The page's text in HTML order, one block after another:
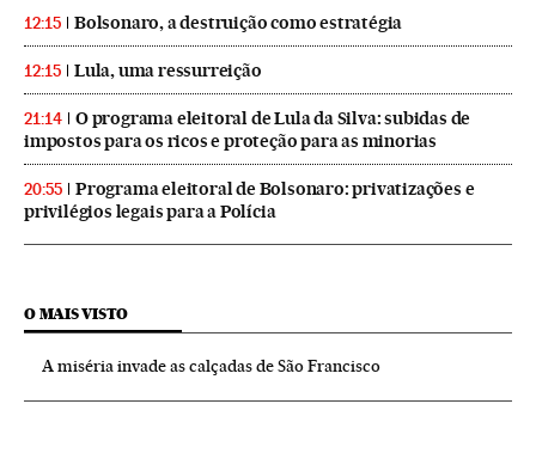
12:15 Bolsonaro, a destruição como estratégia
12:15 Lula, uma ressurreição
21:14
O programa eleitoral de Lula da Silva: subidas de
impostos para os ricos e proteção para as minorias
20:55
Programa eleitoral de Bolsonaro: privatizações e
privilégios legais para a Polícia
O MAIS VISTO
A miséria invade as calçadas de São Francisco